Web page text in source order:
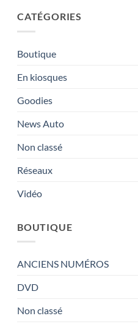
CATÉGORIES
Boutique
En kiosques
Goodies
News Auto
Non classé
Réseaux
Vidéo
BOUTIQUE
ANCIENS NUMÉROS
DVD
Non classé